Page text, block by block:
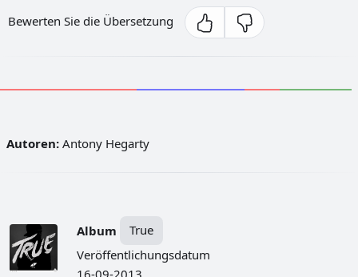
Bewerten Sie die Übersetzung
Autoren: Antony Hegarty
Album
True
Veröffentlichungsdatum
16-09-2013